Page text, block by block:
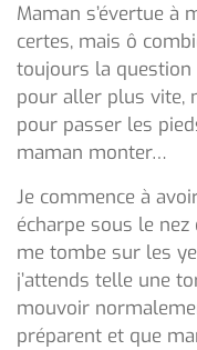
Maman s’évertue à
certes, mais ô
toujours la question
pour aller plus vite,
pour passer les
maman monter…
Je commence à
écharpe sous le
me tombe sur les
j’attends telle une
mouvoir
préparent et que